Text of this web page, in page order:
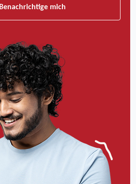
Benachrichtige mich